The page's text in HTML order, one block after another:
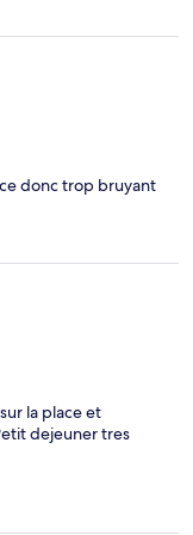
donc trop bruyant
la place et
dejeuner tres